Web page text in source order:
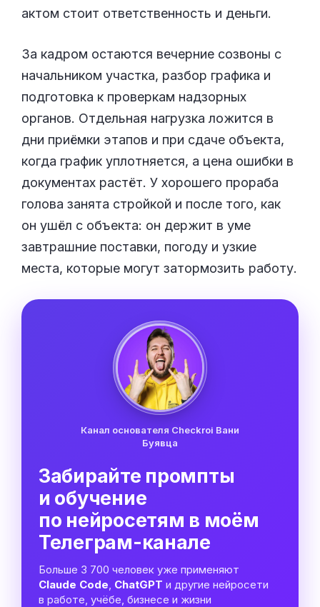
актом стоит ответственность и деньги.
За кадром остаются вечерние созвоны с
начальником участка, разбор графика и
подготовка к проверкам надзорных
органов. Отдельная нагрузка ложится в
дни приёмки этапов и при сдаче объекта,
когда график уплотняется, а цена ошибки в
документах растёт. У хорошего прораба
голова занята стройкой и после того, как
он ушёл с объекта: он держит в уме
завтрашние поставки, погоду и узкие
места, которые могут затормозить работу.
Канал основателя Checkroi Вани
Буявца
Забирайте промпты
и обучение
по нейросетям в моём
Телеграм-канале
Больше 3 700 человек уже применяют
Claude Code, ChatGPT и другие нейросети
в работе, учёбе, бизнесе и жизни